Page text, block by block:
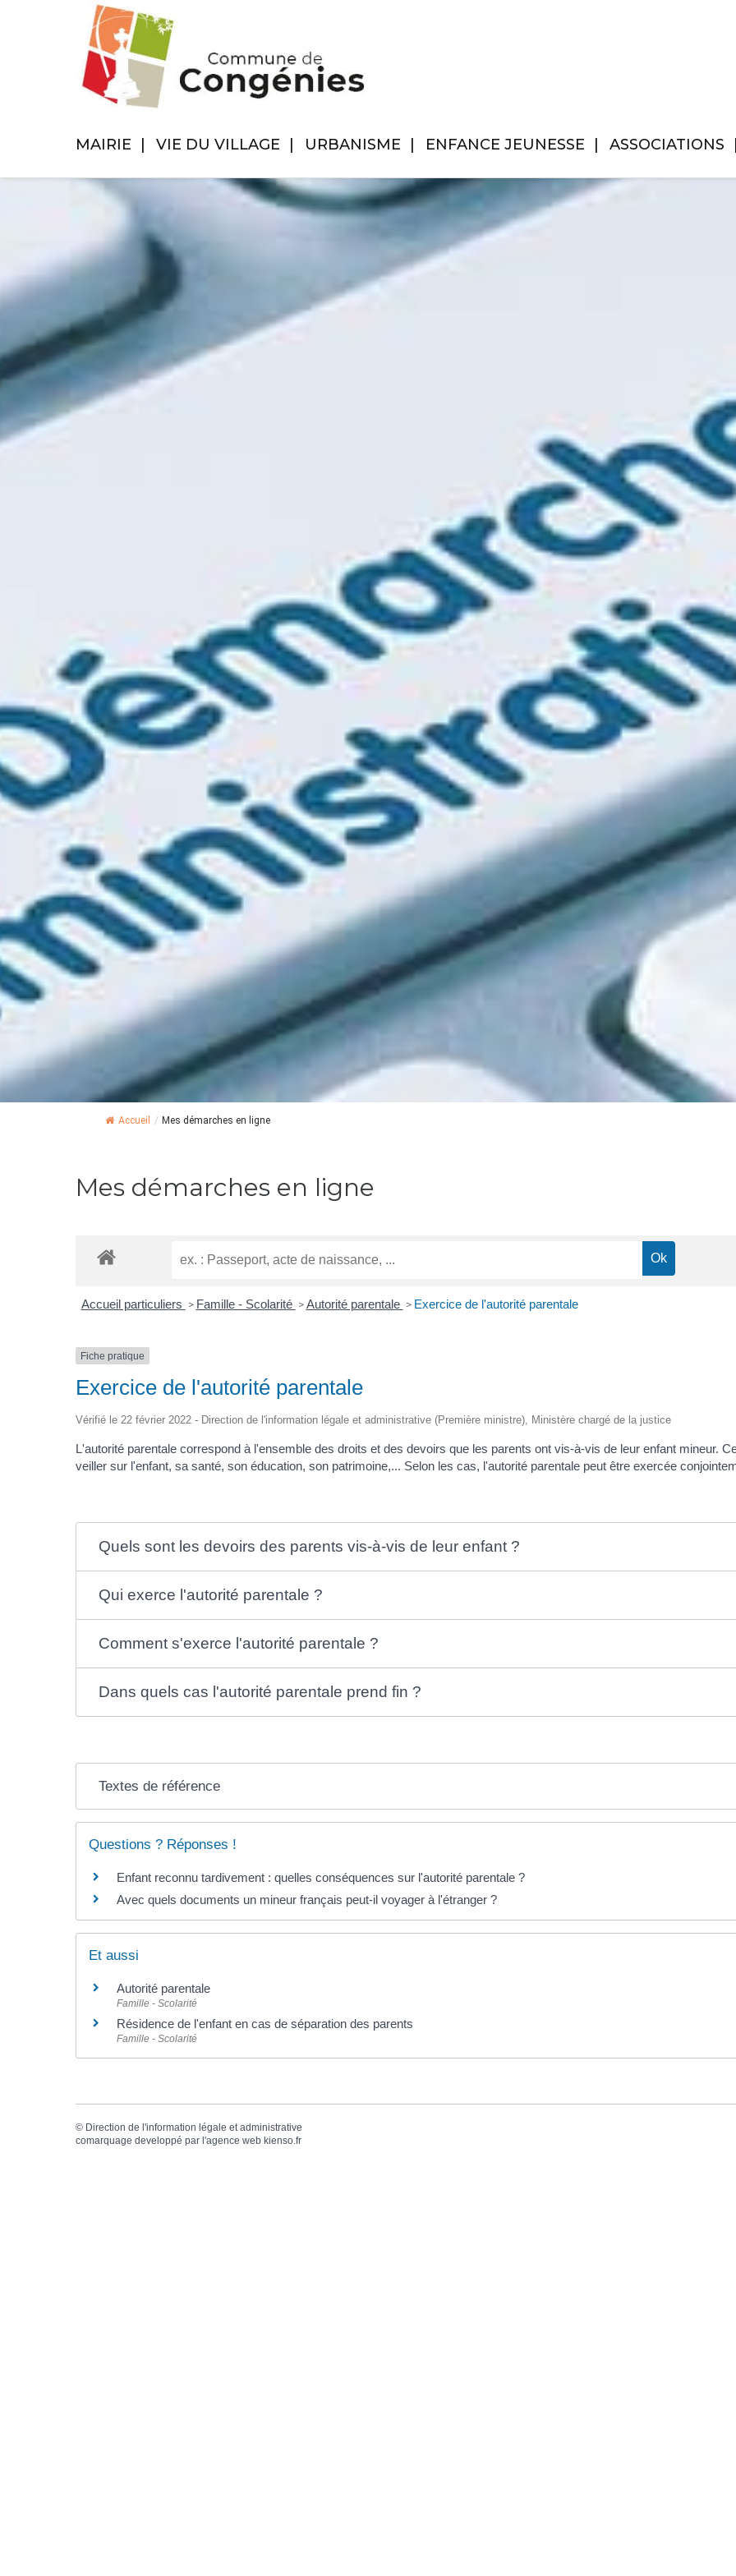
MAIRIE VIE DU VILLAGE URBANISME ENFANCE JEUNESSE ASSOCIATIONS
Accueil / Mes démarches en ligne
Mes démarches en ligne
Accueil particuliers > Famille - Scolarité > Autorité parentale > Exercice de l'autorité parentale
Fiche pratique
Exercice de l'autorité parentale
Vérifié le 22 février 2022 - Direction de l'information légale et administrative (Première ministre), Ministère chargé de la justice
L'autorité parentale correspond à l'ensemble des droits et des devoirs que les parents ont vis-à-vis de leur enfant mineur.
veiller sur l'enfant, sa santé, son éducation, son patrimoine,... Selon les cas, l'autorité parentale peut être exercée
Quels sont les devoirs des parents vis-à-vis de leur enfant ?
Qui exerce l'autorité parentale ?
Comment s'exerce l'autorité parentale ?
Dans quels cas l'autorité parentale prend fin ?
Textes de référence
Questions ? Réponses !
Enfant reconnu tardivement : quelles conséquences sur l'autorité parentale ?
Avec quels documents un mineur français peut-il voyager à l'étranger ?
Et aussi
Autorité parentale
Famille - Scolarité
Résidence de l'enfant en cas de séparation des parents
Famille - Scolarité
© Direction de l'information légale et administrative
comarquage developpé par l'agence web kienso.fr